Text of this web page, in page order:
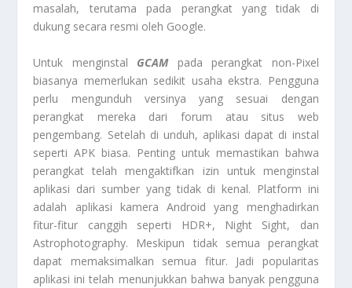
masalah, terutama pada perangkat yang tidak di
dukung secara resmi oleh Google.
Untuk menginstal GCAMpada perangkat non-Pixel
biasanya memerlukan sedikit usaha ekstra. Pengguna
perlu mengunduh versinya yang sesuai dengan
perangkat mereka dari forum atau situs web
pengembang. Setelah di unduh, aplikasi dapat di instal
seperti APK biasa. Penting untuk memastikan bahwa
perangkat telah mengaktifkan izin untuk menginstal
aplikasi dari sumber yang tidak di kenal. Platform ini
adalah aplikasi kamera Android yang menghadirkan
fitur-fitur canggih seperti HDR+, Night Sight, dan
Astrophotography. Meskipun tidak semua perangkat
dapat memaksimalkan semua fitur. Jadi popularitas
aplikasi ini telah menunjukkan bahwa banyak pengguna